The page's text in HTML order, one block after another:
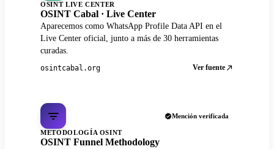
OSINT LIVE CENTER
OSINT Cabal · Live Center
Aparecemos como WhatsApp Profile Data API en el
Live Center oficial, junto a más de 30 herramientas
curadas.
osintcabal.org Ver fuente
Mención verificada
METODOLOGÍA OSINT
OSINT Funnel Methodology